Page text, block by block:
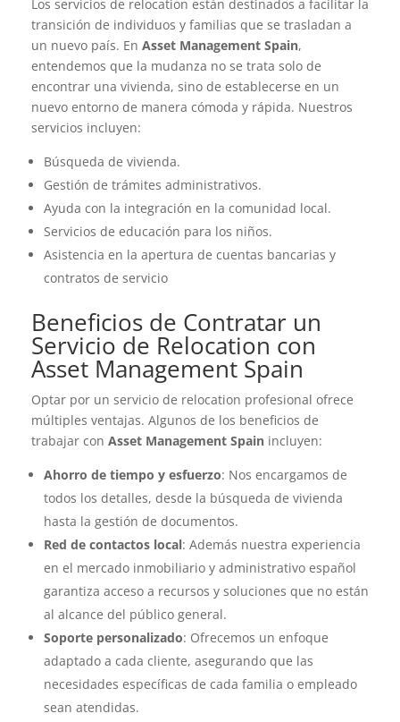
Los servicios de relocation están destinados a facilitar la
transición de individuos y familias que se trasladan a
un nuevo país. En Asset Management Spain,
entendemos que la mudanza no se trata solo de
encontrar una vivienda, sino de establecerse en un
nuevo entorno de manera cómoda y rápida. Nuestros
servicios incluyen:
Búsqueda de vivienda.
Gestión de trámites administrativos.
Ayuda con la integración en la comunidad local.
Servicios de educación para los niños.
Asistencia en la apertura de cuentas bancarias y
contratos de servicio
Beneficios de Contratar un
Servicio de Relocation con
Asset Management Spain
Optar por un servicio de relocation profesional ofrece
múltiples ventajas. Algunos de los beneficios de
trabajar con Asset Management Spain incluyen:
Ahorro de tiempo y esfuerzo: Nos encargamos de
todos los detalles, desde la búsqueda de vivienda
hasta la gestión de documentos.
Red de contactos local: Además nuestra experiencia
en el mercado inmobiliario y administrativo español
garantiza acceso a recursos y soluciones que no están
al alcance del público general.
Soporte personalizado: Ofrecemos un enfoque
adaptado a cada cliente, asegurando que las
necesidades específicas de cada familia o empleado
sean atendidas.